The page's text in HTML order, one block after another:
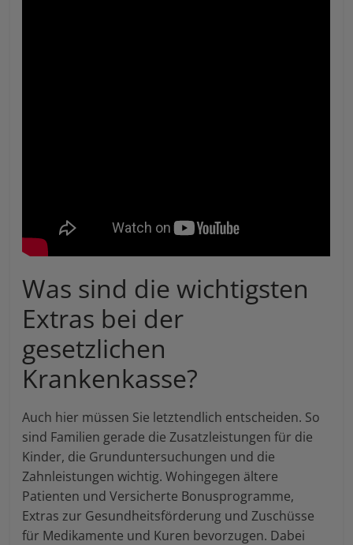
Was sind die wichtigsten
Extras bei der
gesetzlichen
Krankenkasse?
Auch hier müssen Sie letztendlich entscheiden. So
sind Familien gerade die Zusatzleistungen für die
Kinder, die Grunduntersuchungen und die
Zahnleistungen wichtig. Wohingegen ältere
Patienten und Versicherte Bonusprogramme,
Extras zur Gesundheitsförderung und Zuschüsse
für Medikamente und Kuren bevorzugen. Dabei